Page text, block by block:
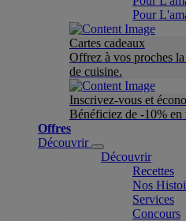
Pour
Cartes cadeaux
Offrez à vos proches
de cuisine.
Inscrivez-vous et
Bénéficiez de -10% en
Offres
Découvrir
Découvrir
Recettes
Nos
Services
Concours